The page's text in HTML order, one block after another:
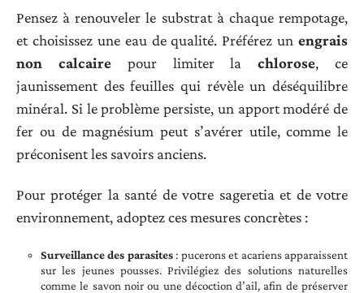
Pensez à renouveler le substrat à chaque rempotage,
et choisissez une eau de qualité. Préférez un engrais
non calcairepour limiter lachlorose, ce
jaunissement des feuilles qui révèle un déséquilibre
minéral. Si le problème persiste, un apport modéré de
fer ou de magnésium peut s’avérer utile, comme le
préconisent les savoirs anciens.
Pour protéger la santé de votre sageretia et de votre
environnement, adoptez ces mesures concrètes :
Surveillance des parasites: pucerons et acariens apparaissent
sur les jeunes pousses. Privilégiez des solutions naturelles
comme le savon noir ou une décoction d’ail, afin de préserver